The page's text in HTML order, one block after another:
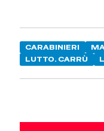
CARABINIERI
LUTTO. CARRÙ